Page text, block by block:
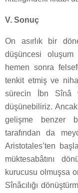
V. Sonuç
On asırlık bir
düşüncesi oluşum
hemen sonra
tenkit etmiş ve
sürecin İbn Sînâ
düşünebiliriz.
gelişme benzer
tarafından da
Aristotales’ten
müktesabâtını
kurucusu olmuşsa
Sînâcılığı